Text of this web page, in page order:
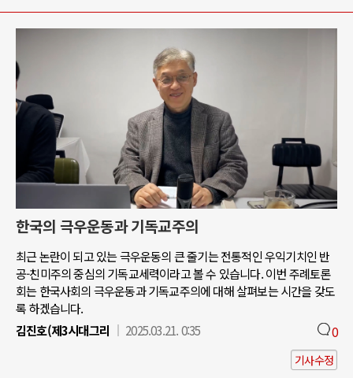
한국의 극우운동과 기독교주의
최근 논란이 되고 있는 극우운동의 큰 줄기는 전통적인 우익기치인 반
공-친미주의 중심의 기독교세력이라고 볼 수 있습니다. 이번 주례토론
회는 한국사회의 극우운동과 기독교주의에 대해 살펴보는 시간을 갖도
록 하겠습니다.
김진호(제3시대그리
2025.03.21. 0:35 0
기사수정